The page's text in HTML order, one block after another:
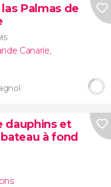
Palmas de
Canarie,
dauphins et
à fond